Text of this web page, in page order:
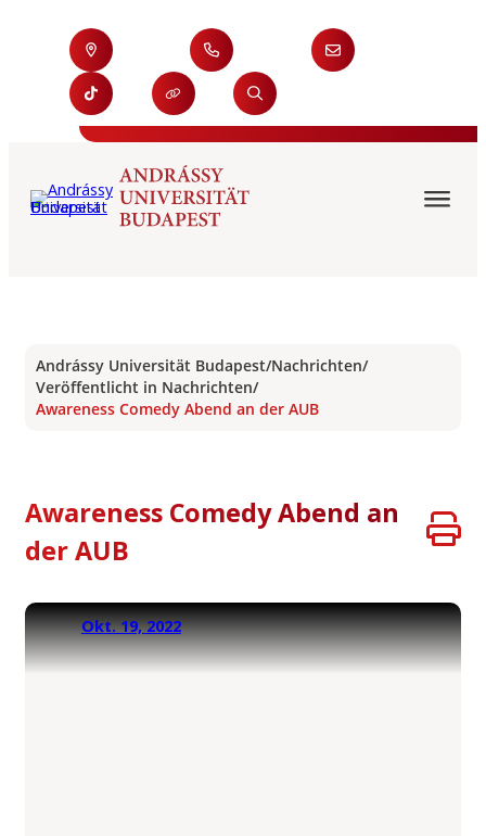
Andrássy Universität Budapest/Nachrichten/
Veröffentlicht in Nachrichten/
Awareness Comedy Abend an der AUB
Awareness Comedy Abend an
der AUB
Okt. 19, 2022